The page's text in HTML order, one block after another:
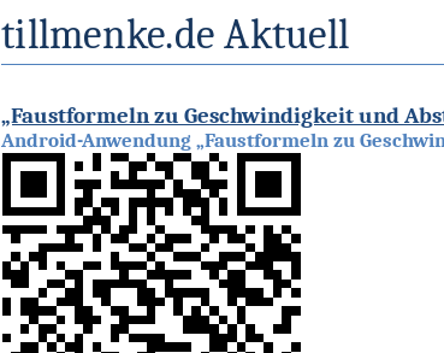
tillmenke.de Aktuell
„Faustformeln zu Geschwindigkeit und
Android-Anwendung „Faustformeln zu